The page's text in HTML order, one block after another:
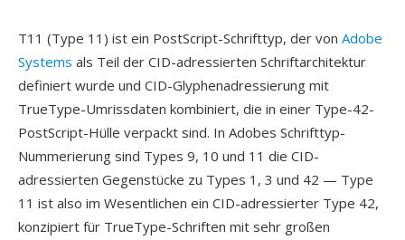
T11 (Type 11) ist ein PostScript-Schrifttyp, der von Adobe
Systems als Teil der CID-adressierten Schriftarchitektur
definiert wurde und CID-Glyphenadressierung mit
TrueType-Umrissdaten kombiniert, die in einer Type-42-
PostScript-Hülle verpackt sind. In Adobes Schrifttyp-
Nummerierung sind Types 9, 10 und 11 die CID-
adressierten Gegenstücke zu Types 1, 3 und 42 — Type
11 ist also im Wesentlichen ein CID-adressierter Type 42,
konzipiert für TrueType-Schriften mit sehr großen